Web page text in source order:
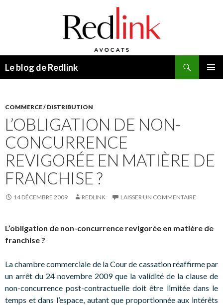
Le blog de Redlink
COMMERCE / DISTRIBUTION
L’OBLIGATION DE NON-
CONCURRENCE
REVIGORÉE EN MATIÈRE DE
FRANCHISE ?
14 DÉCEMBRE 2009 REDLINK LAISSER UN COMMENTAIRE
L’obligation de non-concurrence revigorée en matière de
franchise ?
La chambre commerciale de la Cour de cassation réaffirme par
un arrêt du 24 novembre 2009 que la validité de la clause de
non-concurrence post-contractuelle doit être limitée dans le
temps et dans l’espace, autant que proportionnée aux intérêts